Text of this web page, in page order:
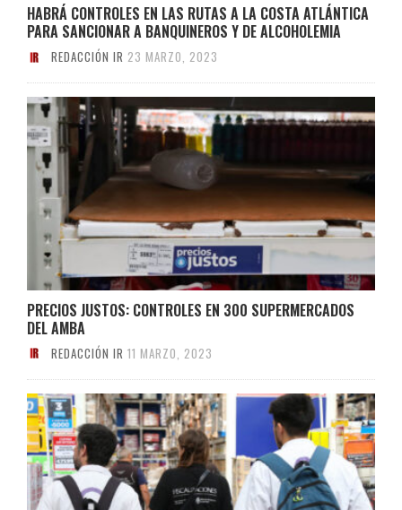
HABRÁ CONTROLES EN LAS RUTAS A LA COSTA ATLÁNTICA
PARA SANCIONAR A BANQUINEROS Y DE ALCOHOLEMIA
REDACCIÓN IR 23 MARZO, 2023
PRECIOS JUSTOS: CONTROLES EN 300 SUPERMERCADOS
DEL AMBA
REDACCIÓN IR 11 MARZO, 2023